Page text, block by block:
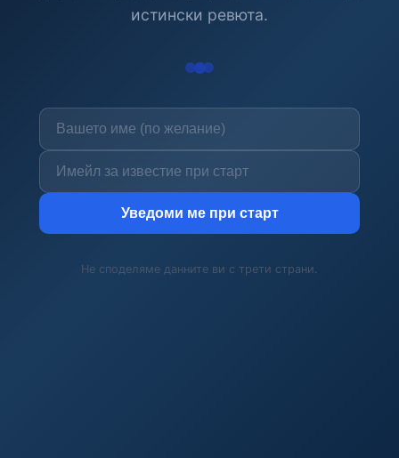
истински ревюта.
Уведоми ме при старт
Не споделяме данните ви с трети страни.